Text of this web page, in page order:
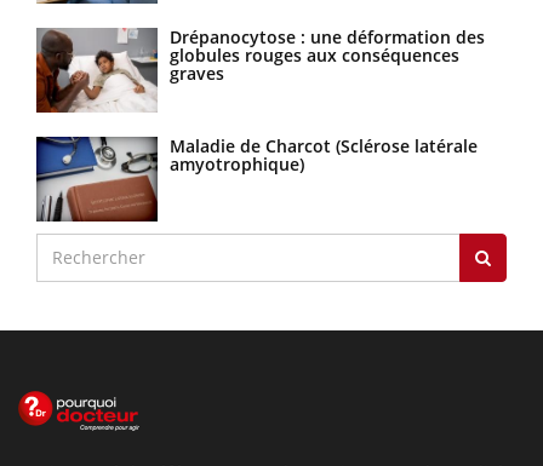
Drépanocytose : une déformation des
globules rouges aux conséquences
graves
Maladie de Charcot (Sclérose latérale
amyotrophique)